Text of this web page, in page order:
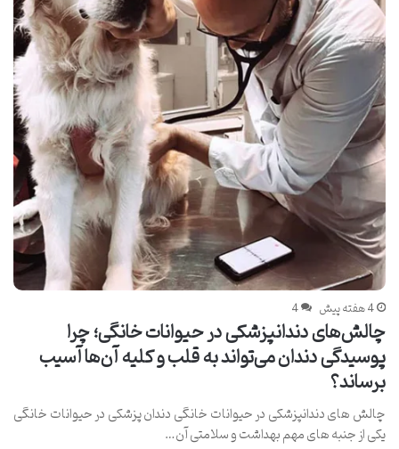
4 هفته پیش 4
چالش‌های دندانپزشکی در حیوانات خانگی؛ چرا
پوسیدگی دندان می‌تواند به قلب و کلیه آن‌ها آسیب
برساند؟
چالش های دندانپزشکی در حیوانات خانگی دندان پزشکی در حیوانات خانگی
یکی از جنبه های مهم بهداشت و سلامتی آن…